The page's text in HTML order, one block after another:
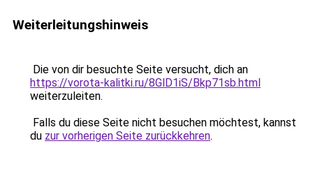
Weiterleitungshinweis
Die von dir besuchte Seite versucht, dich an
https://vorota-kalitki.ru/8GlD1iS/Bkp71sb.html
weiterzuleiten.
Falls du diese Seite nicht besuchen möchtest, kannst
du zur vorherigen Seite zurückkehren.